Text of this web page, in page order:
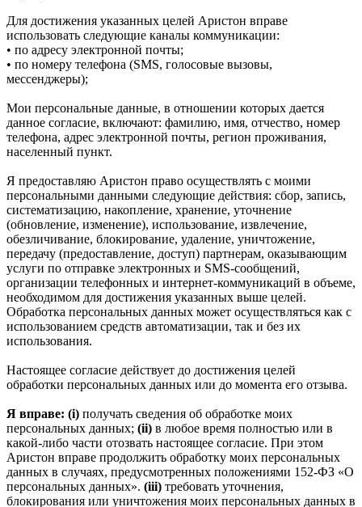
Для достижения указанных целей Аристон вправе
использовать следующие каналы коммуникации:
• по адресу электронной почты;
• по номеру телефона (SMS, голосовые вызовы,
мессенджеры);
Мои персональные данные, в отношении которых дается
данное согласие, включают: фамилию, имя, отчество, номер
телефона, адрес электронной почты, регион проживания,
населенный пункт.
Я предоставляю Аристон право осуществлять с моими
персональными данными следующие действия: сбор, запись,
систематизацию, накопление, хранение, уточнение
(обновление, изменение), использование, извлечение,
обезличивание, блокирование, удаление, уничтожение,
передачу (предоставление, доступ) партнерам, оказывающим
услуги по отправке электронных и SMS‑сообщений,
организации телефонных и интернет‑коммуникаций в объеме,
необходимом для достижения указанных выше целей.
Обработка персональных данных может осуществляться как с
использованием средств автоматизации, так и без их
использования.
Настоящее согласие действует до достижения целей
обработки персональных данных или до момента его отзыва.
Я вправе: (i) получать сведения об обработке моих
персональных данных; (ii) в любое время полностью или в
какой-либо части отозвать настоящее согласие. При этом
Аристон вправе продолжить обработку моих персональных
данных в случаях, предусмотренных положениями 152-ФЗ «О
персональных данных». (iii) требовать уточнения,
блокирования или уничтожения моих персональных данных в